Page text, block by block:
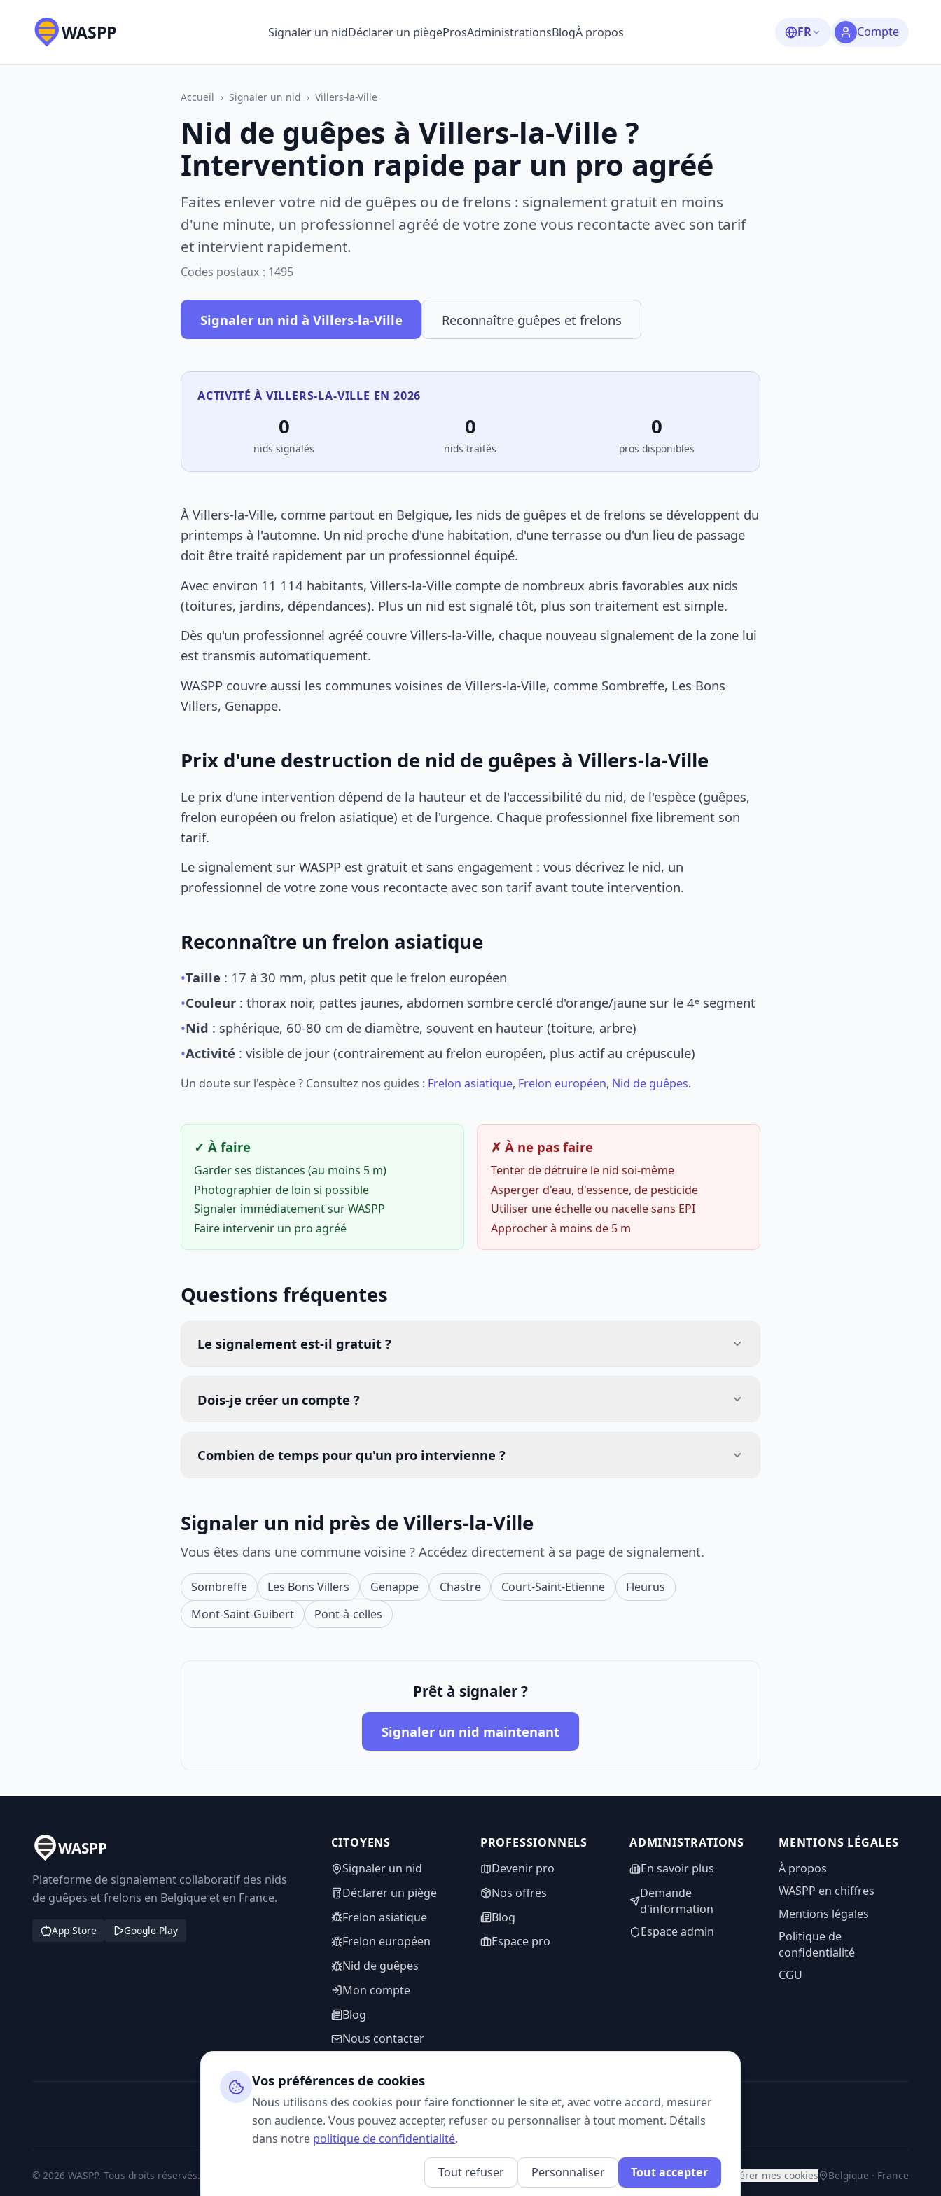
WASPP Signaler un nidDéclarer un piègeProsAdministrationsBlogÀ propos FR Compte
Accueil › Signaler un nid › Villers-la-Ville
Nid de guêpes à Villers-la-Ville ?
Intervention rapide par un pro agréé
Faites enlever votre nid de guêpes ou de frelons : signalement gratuit en moins
d'une minute, un professionnel agréé de votre zone vous recontacte avec son tarif
et intervient rapidement.
Codes postaux : 1495
Signaler un nid à Villers-la-Ville Reconnaître guêpes et frelons
ACTIVITÉ À VILLERS-LA-VILLE EN 2026
0
nids signalés
0
nids traités
0
pros disponibles
À Villers-la-Ville, comme partout en Belgique, les nids de guêpes et de frelons se développent du
printemps à l'automne. Un nid proche d'une habitation, d'une terrasse ou d'un lieu de passage
doit être traité rapidement par un professionnel équipé.
Avec environ 11 114 habitants, Villers-la-Ville compte de nombreux abris favorables aux nids
(toitures, jardins, dépendances). Plus un nid est signalé tôt, plus son traitement est simple.
Dès qu'un professionnel agréé couvre Villers-la-Ville, chaque nouveau signalement de la zone lui
est transmis automatiquement.
WASPP couvre aussi les communes voisines de Villers-la-Ville, comme Sombreffe, Les Bons
Villers, Genappe.
Prix d'une destruction de nid de guêpes à Villers-la-Ville
Le prix d'une intervention dépend de la hauteur et de l'accessibilité du nid, de l'espèce (guêpes,
frelon européen ou frelon asiatique) et de l'urgence. Chaque professionnel fixe librement son
tarif.
Le signalement sur WASPP est gratuit et sans engagement : vous décrivez le nid, un
professionnel de votre zone vous recontacte avec son tarif avant toute intervention.
Reconnaître un frelon asiatique
•Taille : 17 à 30 mm, plus petit que le frelon européen
•Couleur : thorax noir, pattes jaunes, abdomen sombre cerclé d'orange/jaune sur le 4ᵉ segment
•Nid : sphérique, 60-80 cm de diamètre, souvent en hauteur (toiture, arbre)
•Activité : visible de jour (contrairement au frelon européen, plus actif au crépuscule)
Un doute sur l'espèce ? Consultez nos guides : Frelon asiatique, Frelon européen, Nid de guêpes.
✓ À faire
Garder ses distances (au moins 5 m)
Photographier de loin si possible
Signaler immédiatement sur WASPP
Faire intervenir un pro agréé
✗ À ne pas faire
Tenter de détruire le nid soi-même
Asperger d'eau, d'essence, de pesticide
Utiliser une échelle ou nacelle sans EPI
Approcher à moins de 5 m
Questions fréquentes
Le signalement est-il gratuit ?
Dois-je créer un compte ?
Combien de temps pour qu'un pro intervienne ?
Signaler un nid près de Villers-la-Ville
Vous êtes dans une commune voisine ? Accédez directement à sa page de signalement.
Sombreffe Les Bons Villers Genappe Chastre Court-Saint-Etienne
Fleurus
Mont-Saint-Guibert
Pont-à-celles
Prêt à signaler ?
Signaler un nid maintenant
WASPP
Plateforme de signalement collaboratif des nids
de guêpes et frelons en Belgique et en France.
App Store Google Play
CITOYENS
Signaler un nid
Déclarer un piège
Frelon asiatique
Frelon européen
Nid de guêpes
Mon compte
Blog
Nous contacter
PROFESSIONNELS
Devenir pro
Nos offres
Blog
Espace pro
ADMINISTRATIONS
En savoir plus
Demande
d'information
Espace admin
MENTIONS LÉGALES
À propos
WASPP en chiffres
Mentions légales
Politique de
confidentialité
CGU
SUIVEZ-NOUS
© 2026 WASPP. Tous droits réservés. Gérer mes cookies Belgique · France
Vos préférences de cookies
Nous utilisons des cookies pour faire fonctionner le site et, avec votre accord, mesurer
son audience. Vous pouvez accepter, refuser ou personnaliser à tout moment. Détails
dans notre politique de confidentialité.
Tout refuser Personnaliser Tout accepter